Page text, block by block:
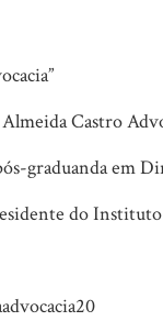
Castro
graduanda em
do Instituto